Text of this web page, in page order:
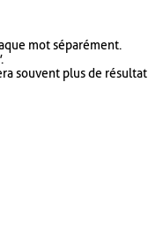
mot séparément.
.
souvent plus de résultat